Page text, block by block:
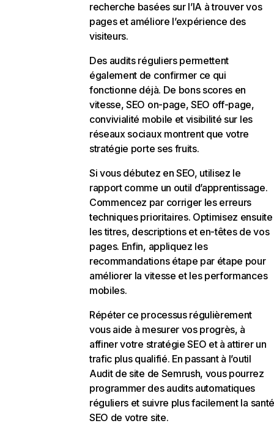
recherche basées sur l’IA à trouver vos
pages et améliore l’expérience des
visiteurs.
Des audits réguliers permettent
également de confirmer ce qui
fonctionne déjà. De bons scores en
vitesse, SEO on-page, SEO off-page,
convivialité mobile et visibilité sur les
réseaux sociaux montrent que votre
stratégie porte ses fruits.
Si vous débutez en SEO, utilisez le
rapport comme un outil d’apprentissage.
Commencez par corriger les erreurs
techniques prioritaires. Optimisez ensuite
les titres, descriptions et en-têtes de vos
pages. Enfin, appliquez les
recommandations étape par étape pour
améliorer la vitesse et les performances
mobiles.
Répéter ce processus régulièrement
vous aide à mesurer vos progrès, à
affiner votre stratégie SEO et à attirer un
trafic plus qualifié. En passant à l’outil
Audit de site de Semrush, vous pourrez
programmer des audits automatiques
réguliers et suivre plus facilement la santé
SEO de votre site.